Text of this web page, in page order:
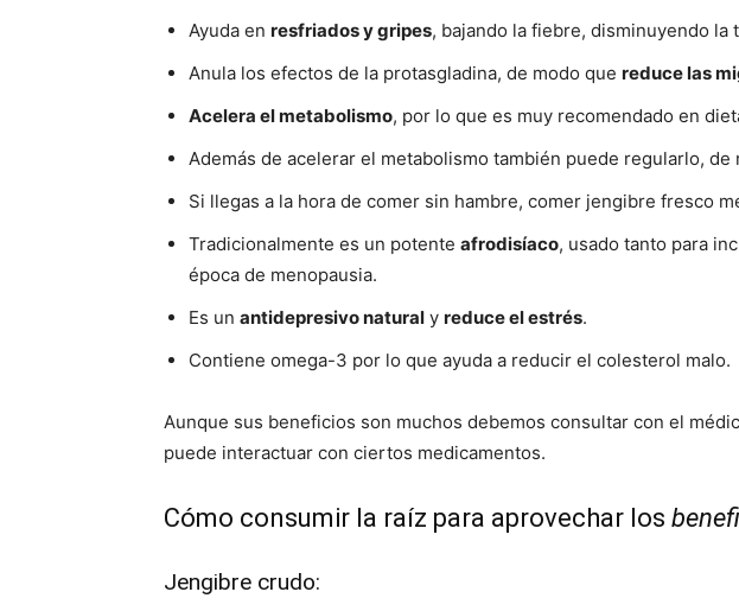
Ayuda en resfriados y gripes, bajando la fiebre, disminuyendo la
Anula los efectos de la protasgladina, de modo que reduce las
Acelera el metabolismo, por lo que es muy recomendado en
Además de acelerar el metabolismo también puede regularlo, de
Si llegas a la hora de comer sin hambre, comer jengibre fresco
Tradicionalmente es un potente afrodisíaco, usado tanto para
época de menopausia.
Es un antidepresivo natural y reduce el estrés.
Contiene omega-3 por lo que ayuda a reducir el colesterol malo.
Aunque sus beneficios son muchos debemos consultar con el
puede interactuar con ciertos medicamentos.
Cómo consumir la raíz para aprovechar los
Jengibre crudo: